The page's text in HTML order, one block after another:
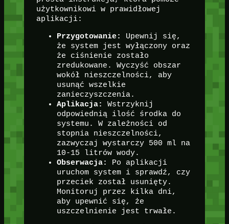
użytkownikowi w prawidłowej
aplikacji:
Przygotowanie:
Upewnij się,
że system jest wyłączony oraz
że ciśnienie zostało
zredukowane. Wyczyść obszar
wokół nieszczelności, aby
usunąć wszelkie
zanieczyszczenia.
Aplikacja:
Wstrzyknij
odpowiednią ilość środka do
systemu. W zależności od
stopnia nieszczelności,
zazwyczaj wystarczy 500 ml na
10-15 litrów wody.
Obserwacja:
Po aplikacji
uruchom system i sprawdź, czy
przeciek został usunięty.
Monitoruj przez kilka dni,
aby upewnić się, że
uszczelnienie jest trwałe.